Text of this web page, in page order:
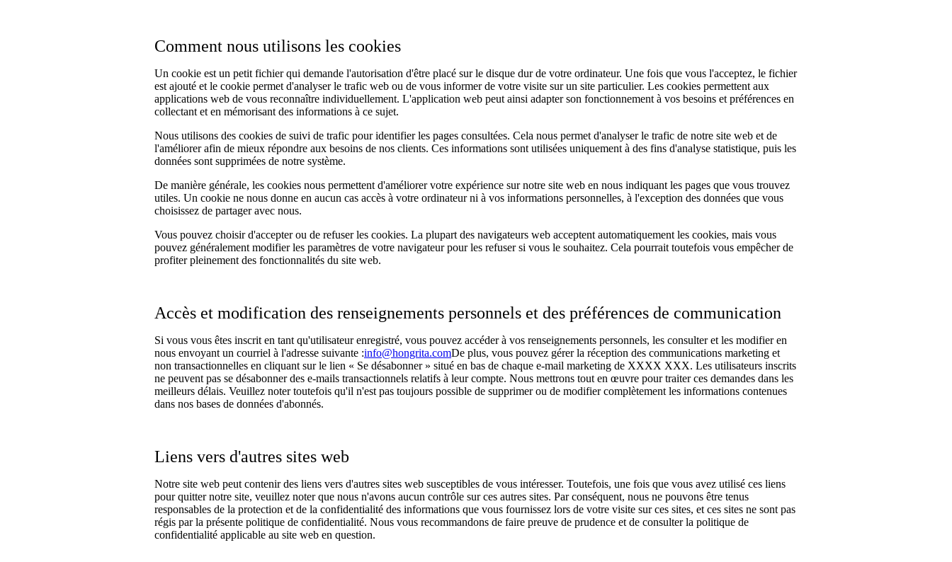
Comment nous utilisons les cookies
Un cookie est un petit fichier qui demande l'autorisation d'être placé sur le disque dur de votre ordinateur. Une fois que vous l'acceptez, le fichier
est ajouté et le cookie permet d'analyser le trafic web ou de vous informer de votre visite sur un site particulier. Les cookies permettent aux
applications web de vous reconnaître individuellement. L'application web peut ainsi adapter son fonctionnement à vos besoins et préférences en
collectant et en mémorisant des informations à ce sujet.
Nous utilisons des cookies de suivi de trafic pour identifier les pages consultées. Cela nous permet d'analyser le trafic de notre site web et de
l'améliorer afin de mieux répondre aux besoins de nos clients. Ces informations sont utilisées uniquement à des fins d'analyse statistique, puis les
données sont supprimées de notre système.
De manière générale, les cookies nous permettent d'améliorer votre expérience sur notre site web en nous indiquant les pages que vous trouvez
utiles. Un cookie ne nous donne en aucun cas accès à votre ordinateur ni à vos informations personnelles, à l'exception des données que vous
choisissez de partager avec nous.
Vous pouvez choisir d'accepter ou de refuser les cookies. La plupart des navigateurs web acceptent automatiquement les cookies, mais vous
pouvez généralement modifier les paramètres de votre navigateur pour les refuser si vous le souhaitez. Cela pourrait toutefois vous empêcher de
profiter pleinement des fonctionnalités du site web.
Accès et modification des renseignements personnels et des préférences de communication
Si vous vous êtes inscrit en tant qu'utilisateur enregistré, vous pouvez accéder à vos renseignements personnels, les consulter et les modifier en
nous envoyant un courriel à l'adresse suivante :info@hongrita.comDe plus, vous pouvez gérer la réception des communications marketing et
non transactionnelles en cliquant sur le lien « Se désabonner » situé en bas de chaque e-mail marketing de XXXX XXX. Les utilisateurs inscrits
ne peuvent pas se désabonner des e-mails transactionnels relatifs à leur compte. Nous mettrons tout en œuvre pour traiter ces demandes dans les
meilleurs délais. Veuillez noter toutefois qu'il n'est pas toujours possible de supprimer ou de modifier complètement les informations contenues
dans nos bases de données d'abonnés.
Liens vers d'autres sites web
Notre site web peut contenir des liens vers d'autres sites web susceptibles de vous intéresser. Toutefois, une fois que vous avez utilisé ces liens
pour quitter notre site, veuillez noter que nous n'avons aucun contrôle sur ces autres sites. Par conséquent, nous ne pouvons être tenus
responsables de la protection et de la confidentialité des informations que vous fournissez lors de votre visite sur ces sites, et ces sites ne sont pas
régis par la présente politique de confidentialité. Nous vous recommandons de faire preuve de prudence et de consulter la politique de
confidentialité applicable au site web en question.